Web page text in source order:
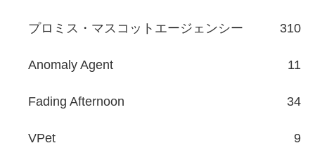
プロミス・マスコットエージェンシー 310
Anomaly Agent 11
Fading Afternoon 34
VPet 9